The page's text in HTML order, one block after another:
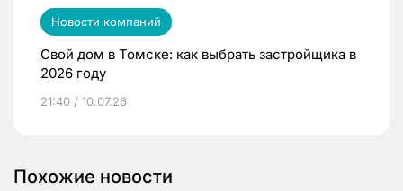
Новости компаний
Свой дом в Томске: как выбрать застройщика в
2026 году
21:40 / 10.07.26
Похожие новости